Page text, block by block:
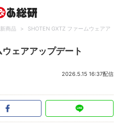
新商品 >
SHOTEN GXTZ ファームウェアア
ェアアップデート
2026.5.15 16:37配信